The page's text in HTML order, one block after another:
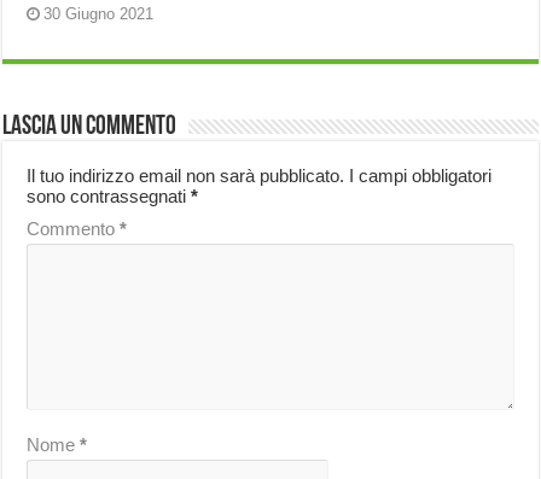
30 Giugno 2021
Lascia un commento
Il tuo indirizzo email non sarà pubblicato. I campi obbligatori
sono contrassegnati*
Commento*
Nome*